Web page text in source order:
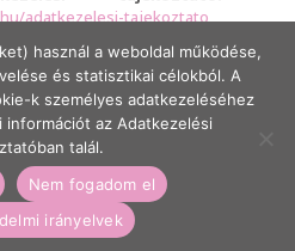
adatkezelesi-tajekoztato
elfogadod, hogy adataidat a
tájékoztató szerint fogom
Marketing Experts
Design
jog fenntartva ©2021
használ a weboldal működése,
és statisztikai célokból. A
k személyes adatkezeléséhez
információt az Adatkezelési
talál.
Nem fogadom el
irányelvek